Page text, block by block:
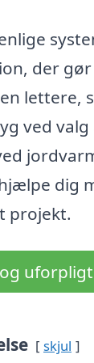
der gør
lettere,
ved valg
dig
projekt.
skjul